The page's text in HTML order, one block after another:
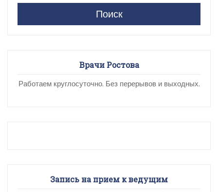
Поиск
Врачи Ростова
Работаем круглосуточно. Без перерывов и выходных.
Запись на прием к ведущим